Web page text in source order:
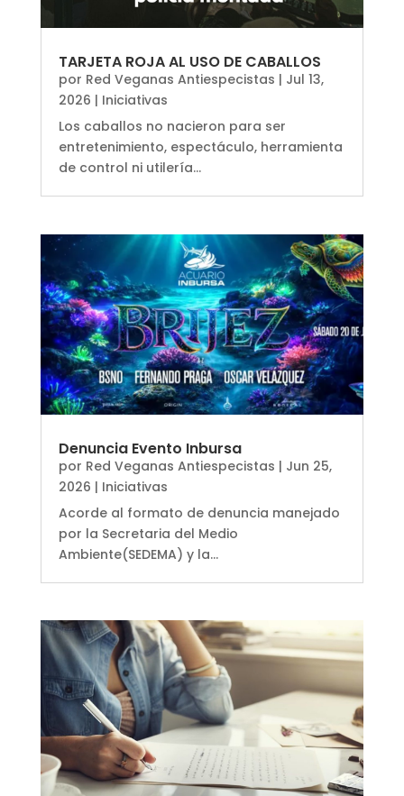
TARJETA ROJA AL USO DE CABALLOS
por Red Veganas Antiespecistas | Jul 13,
2026 | Iniciativas
Los caballos no nacieron para ser
entretenimiento, espectáculo, herramienta
de control ni utilería...
Denuncia Evento Inbursa
por Red Veganas Antiespecistas | Jun 25,
2026 | Iniciativas
Acorde al formato de denuncia manejado
por la Secretaria del Medio
Ambiente(SEDEMA) y la...